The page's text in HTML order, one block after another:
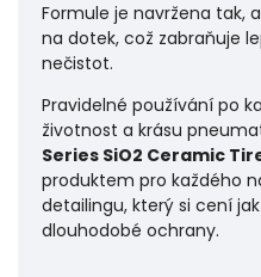
Formule je navržena tak,
na dotek, což zabraňuje
nečistot.
Pravidelné používání po
životnost a krásu
Series SiO2 Ceramic
produktem pro každého
detailingu, který si cení
dlouhodobé ochrany.